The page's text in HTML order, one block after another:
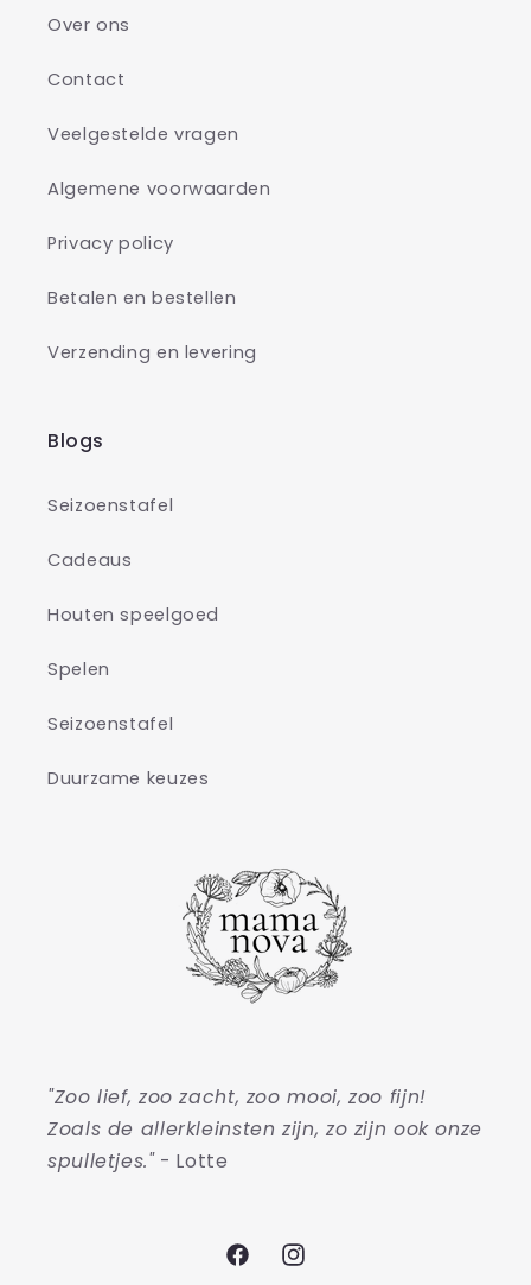
Over ons
Contact
Veelgestelde vragen
Algemene voorwaarden
Privacy policy
Betalen en bestellen
Verzending en levering
Blogs
Seizoenstafel
Cadeaus
Houten speelgoed
Spelen
Seizoenstafel
Duurzame keuzes
"Zoo lief, zoo zacht, zoo mooi, zoo fijn!
Zoals de allerkleinsten zijn, zo zijn ook onze
spulletjes."- Lotte
FacebookInstagram